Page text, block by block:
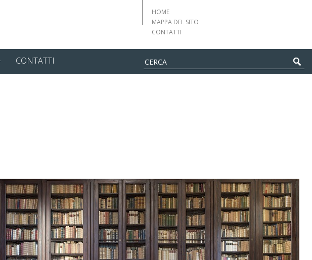
HOME
MAPPA DEL SITO
CONTATTI
CONTATTI